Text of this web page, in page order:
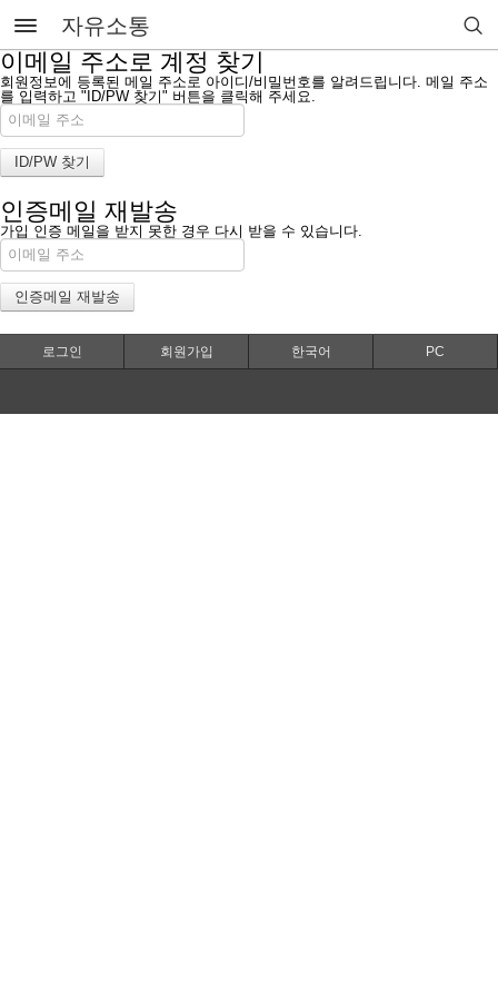
자유소통
이메일 주소로 계정 찾기
회원정보에 등록된 메일 주소로 아이디/비밀번호를 알려드립니다. 메일 주소
를 입력하고 "ID/PW 찾기" 버튼을 클릭해 주세요.
인증메일 재발송
가입 인증 메일을 받지 못한 경우 다시 받을 수 있습니다.
로그인 회원가입 한국어 PC